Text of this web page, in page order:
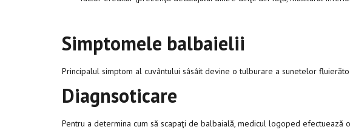
Simptomele balbaielii
Principalul simptom al cuvântului sâsâit devine o tulburare a sunetelor
Diagnsoticare
Pentru a determina cum să scapaţi de balbaială, medicul logoped efectuează